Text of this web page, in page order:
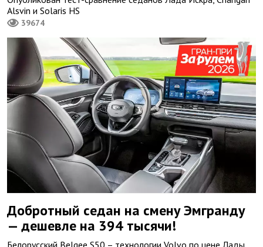
Alsvin и Solaris HS
39674
Добротный седан на смену Эмгранду
— дешевле на 394 тысячи!